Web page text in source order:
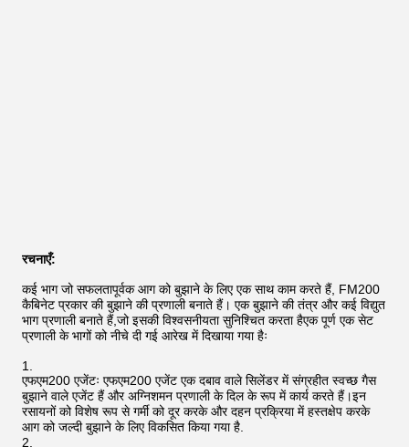
रचनाएँ:
कई भाग जो सफलतापूर्वक आग को बुझाने के लिए एक साथ काम करते हैं, FM200
कैबिनेट प्रकार की बुझाने की प्रणाली बनाते हैं। एक बुझाने की तंत्र और कई विद्युत
भाग प्रणाली बनाते हैं,जो इसकी विश्वसनीयता सुनिश्चित करता हैएक पूर्ण एक सेट
प्रणाली के भागों को नीचे दी गई आरेख में दिखाया गया हैः
एफएम200 एजेंटः एफएम200 एजेंट एक दबाव वाले सिलेंडर में संग्रहीत स्वच्छ गैस
बुझाने वाले एजेंट हैं और अग्निशमन प्रणाली के दिल के रूप में कार्य करते हैं।इन
रसायनों को विशेष रूप से गर्मी को दूर करके और दहन प्रक्रिया में हस्तक्षेप करके
आग को जल्दी बुझाने के लिए विकसित किया गया है.